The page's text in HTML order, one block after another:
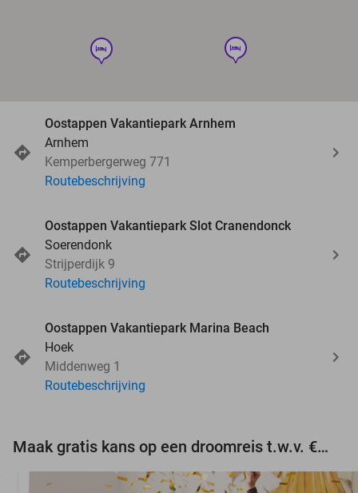
hotel
hotel
Oostappen Vakantiepark Arnhem
Arnhem
Kemperbergerweg 771
Routebeschrijving
Oostappen Vakantiepark Slot Cranendonck
Soerendonk
Strijperdijk 9
Routebeschrijving
Oostappen Vakantiepark Marina Beach
Hoek
Middenweg 1
Routebeschrijving
Maak gratis kans op een droomreis t.w.v. €3.000!